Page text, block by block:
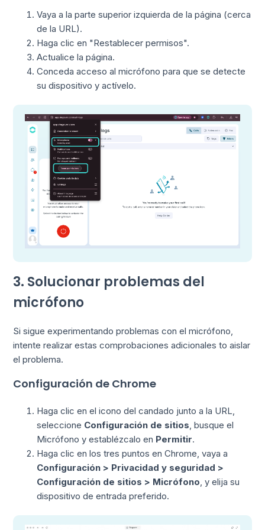
Vaya a la parte superior izquierda de la página (cerca
de la URL).
Haga clic en "Restablecer permisos".
Actualice la página.
Conceda acceso al micrófono para que se detecte
su dispositivo y actívelo.
3. Solucionar problemas del
micrófono
Si sigue experimentando problemas con el micrófono,
intente realizar estas comprobaciones adicionales to aislar
el problema.
Configuración de Chrome
Haga clic en el icono del candado junto a la URL,
seleccione Configuración de sitios , busque el
Micrófono y establézcalo en Permitir.
Haga clic en los tres puntos en Chrome, vaya a
Configuración > Privacidad y seguridad >
Configuración de sitios > Micrófono , y elija su
dispositivo de entrada preferido.